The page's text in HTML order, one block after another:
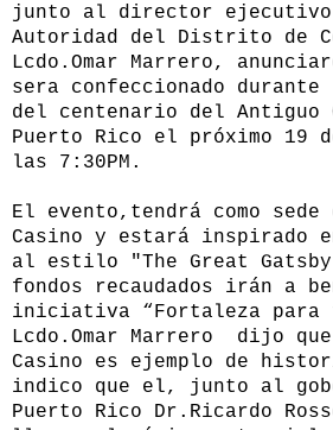
junto al director
Autoridad del Distrito de
Lcdo.Omar Marrero,
sera confeccionado
del centenario del Antiguo
Puerto Rico el próximo 19
las 7:30PM.
El evento,tendrá como
Casino y estará inspirado
al estilo "The Great
fondos recaudados irán a
iniciativa “Fortaleza
Lcdo.Omar Marrero dijo
Casino es ejemplo de
indico que el, junto al
Puerto Rico Dr.Ricardo